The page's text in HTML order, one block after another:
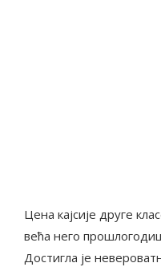
Цена кајсије друге
већа него
Достигла је